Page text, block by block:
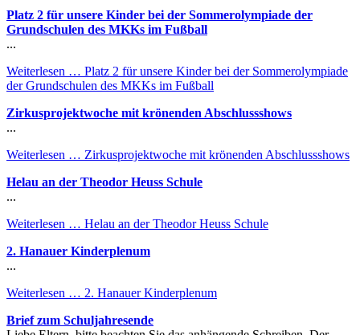
Platz 2 für unsere Kinder bei der Sommerolympiade der
Grundschulen des MKKs im Fußball
...
Weiterlesen … Platz 2 für unsere Kinder bei der Sommerolympiade
der Grundschulen des MKKs im Fußball
Zirkusprojektwoche mit krönenden Abschlussshows
...
Weiterlesen … Zirkusprojektwoche mit krönenden Abschlussshows
Helau an der Theodor Heuss Schule
...
Weiterlesen … Helau an der Theodor Heuss Schule
2. Hanauer Kinderplenum
...
Weiterlesen … 2. Hanauer Kinderplenum
Brief zum Schuljahresende